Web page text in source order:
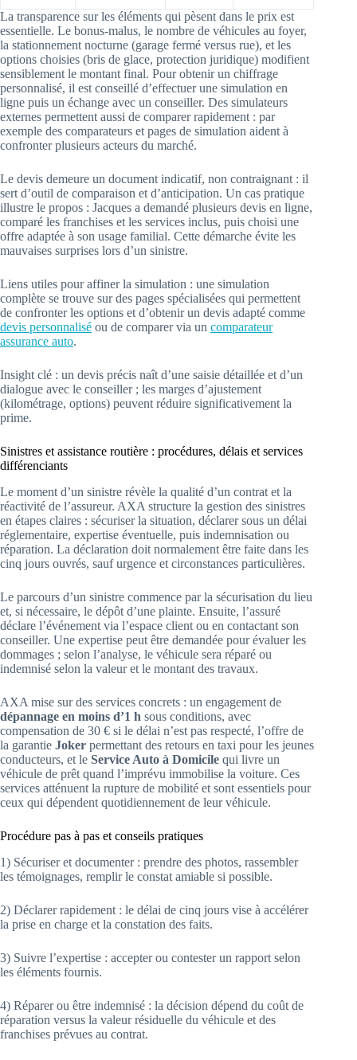
La transparence sur les éléments qui pèsent dans le prix est
essentielle. Le bonus-malus, le nombre de véhicules au foyer,
la stationnement nocturne (garage fermé versus rue), et les
options choisies (bris de glace, protection juridique) modifient
sensiblement le montant final. Pour obtenir un chiffrage
personnalisé, il est conseillé d’effectuer une simulation en
ligne puis un échange avec un conseiller. Des simulateurs
externes permettent aussi de comparer rapidement : par
exemple des comparateurs et pages de simulation aident à
confronter plusieurs acteurs du marché.
Le devis demeure un document indicatif, non contraignant : il
sert d’outil de comparaison et d’anticipation. Un cas pratique
illustre le propos : Jacques a demandé plusieurs devis en ligne,
comparé les franchises et les services inclus, puis choisi une
offre adaptée à son usage familial. Cette démarche évite les
mauvaises surprises lors d’un sinistre.
Liens utiles pour affiner la simulation : une simulation
complète se trouve sur des pages spécialisées qui permettent
de confronter les options et d’obtenir un devis adapté comme
devis personnalisé ou de comparer via un comparateur
assurance auto.
Insight clé : un devis précis naît d’une saisie détaillée et d’un
dialogue avec le conseiller ; les marges d’ajustement
(kilométrage, options) peuvent réduire significativement la
prime.
Sinistres et assistance routière : procédures, délais et services
différenciants
Le moment d’un sinistre révèle la qualité d’un contrat et la
réactivité de l’assureur. AXA structure la gestion des sinistres
en étapes claires : sécuriser la situation, déclarer sous un délai
réglementaire, expertise éventuelle, puis indemnisation ou
réparation. La déclaration doit normalement être faite dans les
cinq jours ouvrés, sauf urgence et circonstances particulières.
Le parcours d’un sinistre commence par la sécurisation du lieu
et, si nécessaire, le dépôt d’une plainte. Ensuite, l’assuré
déclare l’événement via l’espace client ou en contactant son
conseiller. Une expertise peut être demandée pour évaluer les
dommages ; selon l’analyse, le véhicule sera réparé ou
indemnisé selon la valeur et le montant des travaux.
AXA mise sur des services concrets : un engagement de
dépannage en moins d’1 h sous conditions, avec
compensation de 30 € si le délai n’est pas respecté, l’offre de
la garantie Joker permettant des retours en taxi pour les jeunes
conducteurs, et le Service Auto à Domicile qui livre un
véhicule de prêt quand l’imprévu immobilise la voiture. Ces
services atténuent la rupture de mobilité et sont essentiels pour
ceux qui dépendent quotidiennement de leur véhicule.
Procédure pas à pas et conseils pratiques
1) Sécuriser et documenter : prendre des photos, rassembler
les témoignages, remplir le constat amiable si possible.
2) Déclarer rapidement : le délai de cinq jours vise à accélérer
la prise en charge et la constation des faits.
3) Suivre l’expertise : accepter ou contester un rapport selon
les éléments fournis.
4) Réparer ou être indemnisé : la décision dépend du coût de
réparation versus la valeur résiduelle du véhicule et des
franchises prévues au contrat.